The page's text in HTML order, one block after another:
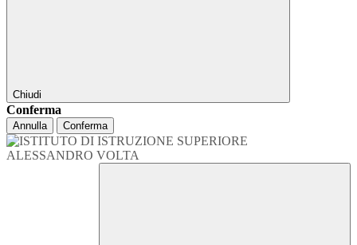
Chiudi
Conferma
Annulla Conferma